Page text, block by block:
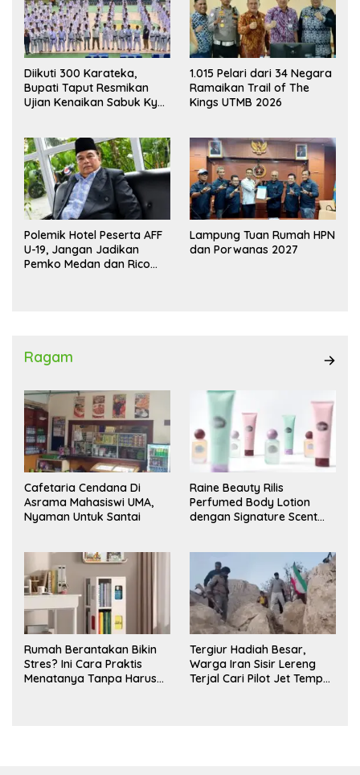
Diikuti 300 Karateka,
Bupati Taput Resmikan
Ujian Kenaikan Sabuk Kyu
1.015 Pelari dari 34 Negara
Ramaikan Trail of The
Kings UTMB 2026
Polemik Hotel Peserta AFF
U-19, Jangan Jadikan
Pemko Medan dan Rico
Lampung Tuan Rumah HPN
dan Porwanas 2027
Ragam
Cafetaria Cendana Di
Asrama Mahasiswi UMA,
Nyaman Untuk Santai
Raine Beauty Rilis
Perfumed Body Lotion
dengan Signature Scent
Rumah Berantakan Bikin
Stres? Ini Cara Praktis
Menatanya Tanpa Harus
Tergiur Hadiah Besar,
Warga Iran Sisir Lereng
Terjal Cari Pilot Jet Tempur